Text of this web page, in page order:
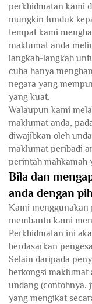
perkhidmatan kami
mungkin tunduk
tempat kami
maklumat anda
langkah-langkah
cuba hanya
negara yang
yang kuat.
Walaupun kami
maklumat anda,
diwajibkan oleh
maklumat peribadi
perintah mahkamah
Bila dan
anda dengan
Kami
membantu kami
Perkhidmatan ini
berdasarkan
Selain daripada
berkongsi maklumat
undang (contohnya,
yang mengikat